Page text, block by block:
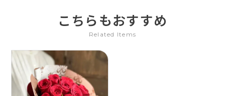
こちらもおすすめ
Related Items